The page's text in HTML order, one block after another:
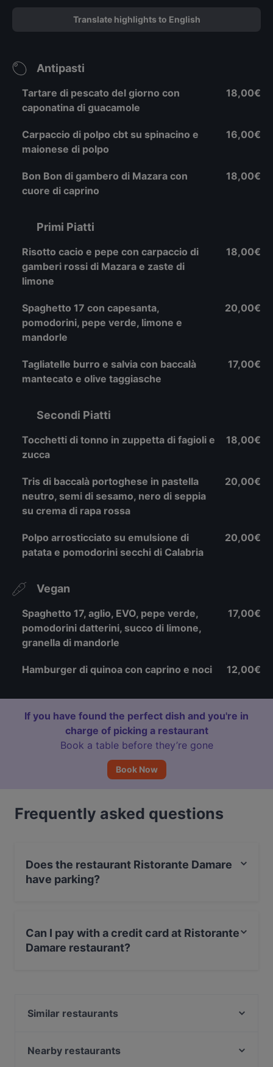
Translate highlights to English
Antipasti
Tartare di pescato del giorno con
caponatina di guacamole
18,00€
Carpaccio di polpo cbt su spinacino e
maionese di polpo
16,00€
Bon Bon di gambero di Mazara con
cuore di caprino
18,00€
Primi Piatti
Risotto cacio e pepe con carpaccio di
gamberi rossi di Mazara e zaste di
limone
18,00€
Spaghetto 17 con capesanta,
pomodorini, pepe verde, limone e
mandorle
20,00€
Tagliatelle burro e salvia con baccalà
mantecato e olive taggiasche
17,00€
Secondi Piatti
Tocchetti di tonno in zuppetta di fagioli e
zucca
18,00€
Tris di baccalà portoghese in pastella
neutro, semi di sesamo, nero di seppia
su crema di rapa rossa
20,00€
Polpo arrosticciato su emulsione di
patata e pomodorini secchi di Calabria
20,00€
Vegan
Spaghetto 17, aglio, EVO, pepe verde,
pomodorini datterini, succo di limone,
granella di mandorle
17,00€
Hamburger di quinoa con caprino e noci 12,00€
If you have found the perfect dish and you're in
charge of picking a restaurant
Book a table before they’re gone
Book Now
Frequently asked questions
Does the restaurant Ristorante Damare
have parking?
Can I pay with a credit card at Ristorante
Damare restaurant?
Similar restaurants
SantAnna Restaurant - Bracèrie - Apèritifs
Nearby restaurants